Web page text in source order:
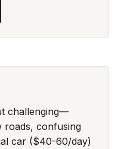
challenging—
roads, confusing
car ($40-60/day)